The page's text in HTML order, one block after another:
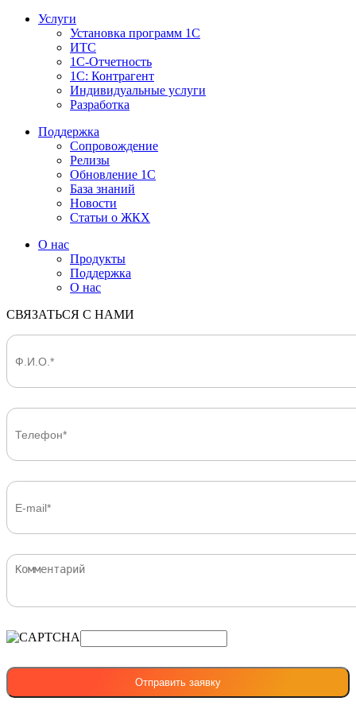
Услуги
Установка программ 1С
ИТС
1С-Отчетность
1С: Контрагент
Индивидуальные услуги
Разработка
Поддержка
Сопровождение
Релизы
Обновление 1С
База знаний
Новости
Статьи о ЖКХ
О нас
Продукты
Поддержка
О нас
СВЯЗАТЬСЯ С НАМИ